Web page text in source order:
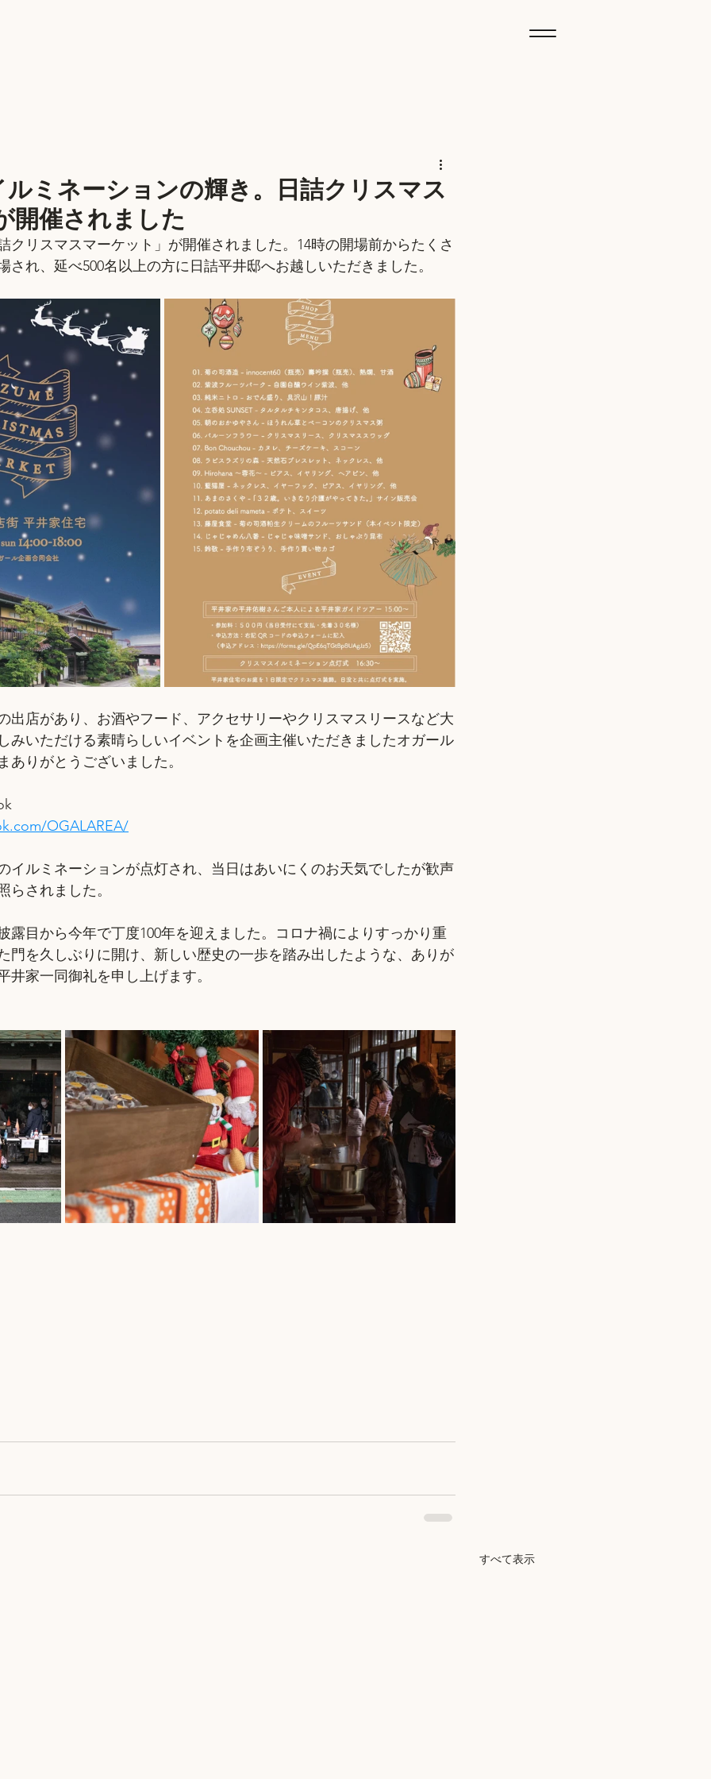
ミネーションの輝き。日詰クリスマス
開催されました
クリスマスマーケット」が開催されました。14時の開場前からたくさ
され、延べ500名以上の方に日詰平井邸へお越しいただきました。
出店があり、お酒やフード、アクセサリーやクリスマスリースなど大
みいただける素晴らしいイベントを企画主催いただきましたオガール
ありがとうございました。
OGALAREA/
イルミネーションが点灯され、当日はあいにくのお天気でしたが歓声
らされました。
露目から今年で丁度100年を迎えました。コロナ禍によりすっかり重
門を久しぶりに開け、新しい歴史の一歩を踏み出したような、ありが
井家一同御礼を申し上げます。
すべて表示